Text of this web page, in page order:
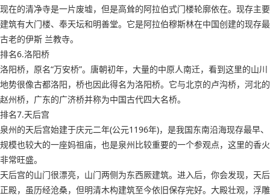
现在的清净寺是一片废墟，但是高耸的阿拉伯式门楼轮廓依在。现存主要
建筑有大门楼、奉天坛和明善堂。它是阿拉伯穆斯林在中国创建的现存最
古老的伊斯 兰教寺。
排名6.洛阳桥
洛阳桥，原名“万安桥”。唐朝初年，大量的中原人南迁，看到这里的山川
地势很像古都洛阳，桥也因此得名为洛阳桥。它与北京的卢沟桥，河北的
赵州桥，广东的广济桥并称为中国古代四大名桥。
排名7.天后宫
泉州的天后宫始建于庆元二年(公元1196年)，是我国东南沿海现存最早、
规模也较大的一座妈祖庙，也是泉州比较重要的一个参观点，这里的香火
非常旺盛。
天后宫的山门很漂亮，山门两侧为东西厥建筑。进入后，你会发现，天后
正殿，虽历经沧桑，但明清木构建筑至今依旧保存完好。大殿壮观，浮雕